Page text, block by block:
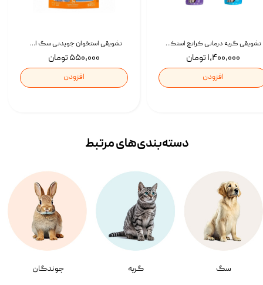
تشویقی استخوان جویدنی سگ اسنکی کرانچی با طعم مرغ Snacky Crunchy Munchy وزن 100 گرم
۵۵۰,۰۰۰ تومان
افزودن
تشویقی گربه درمانی کرانچ اسنکی با طعم میکس Snacky Crunch Cat Treats وزن 60 گرم بسته 4 عددی
۱,۴۰۰,۰۰۰ تومان
افزودن
سگ گربه جوندگان
دسته‌بندی‌‌های مرتبط